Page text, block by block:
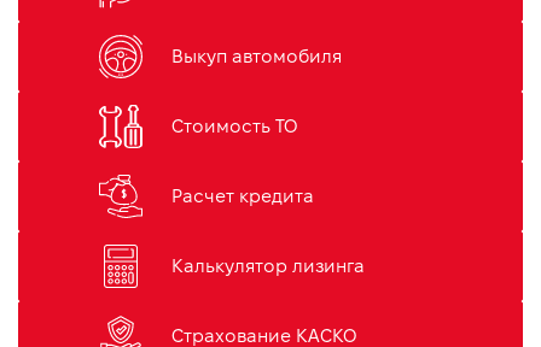
Выкуп автомобиля
Стоимость ТО
Расчет кредита
Калькулятор лизинга
Страхование КАСКО